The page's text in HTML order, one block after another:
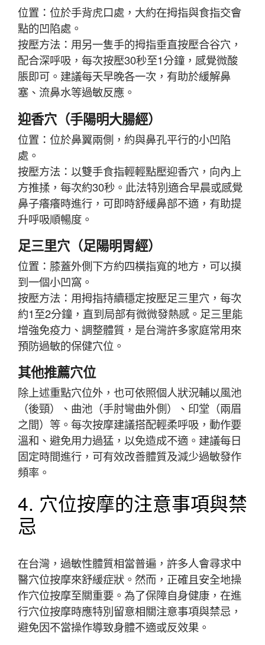
位置：位於手背虎口處，大約在拇指與食指交會
點的凹陷處。
按壓方法：用另一隻手的拇指垂直按壓合谷穴，
配合深呼吸，每次按壓30秒至1分鐘，感覺微酸
脹即可。建議每天早晚各一次，有助於緩解鼻
塞、流鼻水等過敏反應。
迎香穴（手陽明大腸經）
位置：位於鼻翼兩側，約與鼻孔平行的小凹陷
處。
按壓方法：以雙手食指輕輕點壓迎香穴，向內上
方推揉，每次約30秒。此法特別適合早晨或感覺
鼻子癢癢時進行，可即時舒緩鼻部不適，有助提
升呼吸順暢度。
足三里穴（足陽明胃經）
位置：膝蓋外側下方約四橫指寬的地方，可以摸
到一個小凹窩。
按壓方法：用拇指持續穩定按壓足三里穴，每次
約1至2分鐘，直到局部有微微發熱感。足三里能
增強免疫力、調整體質，是台灣許多家庭常用來
預防過敏的保健穴位。
其他推薦穴位
除上述重點穴位外，也可依照個人狀況輔以風池
（後頸）、曲池（手肘彎曲外側）、印堂（兩眉
之間）等。每次按摩建議搭配輕柔呼吸，動作要
溫和、避免用力過猛，以免造成不適。建議每日
固定時間進行，可有效改善體質及減少過敏發作
頻率。
4. 穴位按摩的注意事項與禁
忌
在台灣，過敏性體質相當普遍，許多人會尋求中
醫穴位按摩來舒緩症狀。然而，正確且安全地操
作穴位按摩至關重要。為了保障自身健康，在進
行穴位按摩時應特別留意相關注意事項與禁忌，
避免因不當操作導致身體不適或反效果。